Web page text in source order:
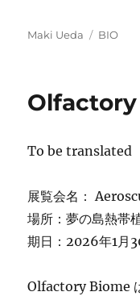
Author
Maki Ueda BIO
To be translated
展覧会名：
場所：夢の島熱帯
期日：2026年1月
Olfactory Biome